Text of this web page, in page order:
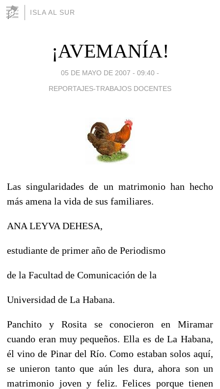
ISLA AL SUR
¡AVEMANÍA!
05 DE MAYO DE 2007 - 09:40 -
REPORTAJES-TRABAJOS DOCENTES
Las singularidades de un matrimonio han hecho
más amena la vida de sus familiares.
ANA LEYVA DEHESA,
estudiante de primer año de Periodismo
de la Facultad de Comunicación de la
Universidad de La Habana.
Panchito y Rosita se conocieron en Miramar
cuando eran muy pequeños. Ella es de La Habana,
él vino de Pinar del Río. Como estaban solos aquí,
se unieron tanto que aún les dura, ahora son un
matrimonio joven y feliz. Felices porque tienen